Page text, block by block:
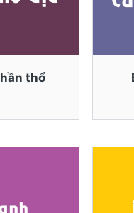
thổ